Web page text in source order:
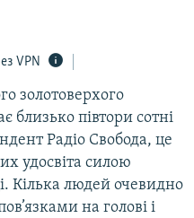
VPN
золотоверхого
близько півтори сотні
Радіо Свобода, це
удосвіта силою
Кілька людей очевидно
на голові і